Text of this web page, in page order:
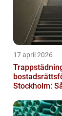
17 april 2026
Stockholm:
trapphus...